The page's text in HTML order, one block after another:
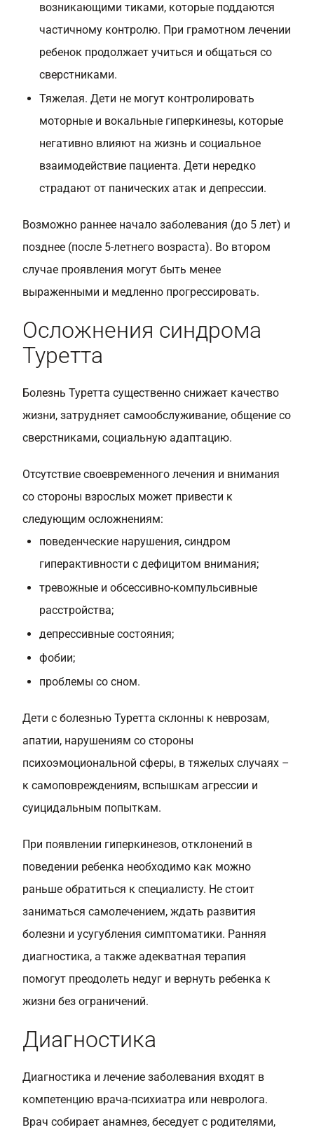
возникающими тиками, которые поддаются
частичному контролю. При грамотном лечении
ребенок продолжает учиться и общаться со
сверстниками.
Тяжелая. Дети не могут контролировать
моторные и вокальные гиперкинезы, которые
негативно влияют на жизнь и социальное
взаимодействие пациента. Дети нередко
страдают от панических атак и депрессии.
Возможно раннее начало заболевания (до 5 лет) и
позднее (после 5-летнего возраста). Во втором
случае проявления могут быть менее
выраженными и медленно прогрессировать.
Осложнения синдрома
Туретта
Болезнь Туретта существенно снижает качество
жизни, затрудняет самообслуживание, общение со
сверстниками, социальную адаптацию.
Отсутствие своевременного лечения и внимания
со стороны взрослых может привести к
следующим осложнениям:
поведенческие нарушения, синдром
гиперактивности с дефицитом внимания;
тревожные и обсессивно-компульсивные
расстройства;
депрессивные состояния;
фобии;
проблемы со сном.
Дети с болезнью Туретта склонны к неврозам,
апатии, нарушениям со стороны
психоэмоциональной сферы, в тяжелых случаях –
к самоповреждениям, вспышкам агрессии и
суицидальным попыткам.
При появлении гиперкинезов, отклонений в
поведении ребенка необходимо как можно
раньше обратиться к специалисту. Не стоит
заниматься самолечением, ждать развития
болезни и усугубления симптоматики. Ранняя
диагностика, а также адекватная терапия
помогут преодолеть недуг и вернуть ребенка к
жизни без ограничений.
Диагностика
Диагностика и лечение заболевания входят в
компетенцию врача-психиатра или невролога.
Врач собирает анамнез, беседует с родителями,